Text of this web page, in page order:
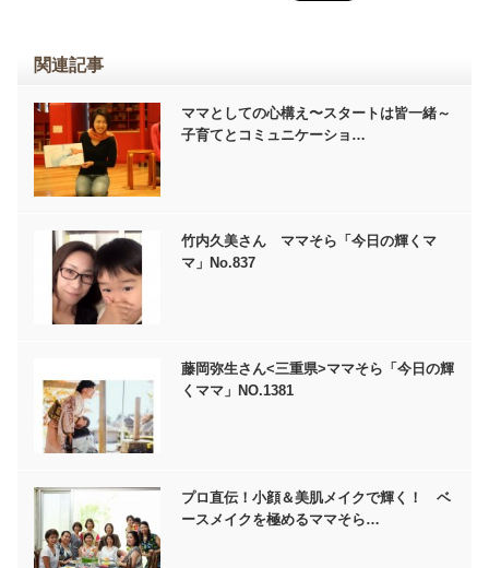
関連記事
ママとしての心構え〜スタートは皆一緒～
子育てとコミュニケーショ…
竹内久美さん ママそら「今日の輝くマ
マ」No.837
藤岡弥生さん<三重県>ママそら「今日の輝
くママ」NO.1381
プロ直伝！小顔＆美肌メイクで輝く！ ベ
ースメイクを極めるママそら…